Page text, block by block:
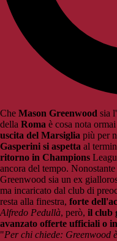
Che Mason Greenwood sia
della Roma è cosa nota
uscita del Marsiglia più per
Gasperini si aspetta al
ritorno in Champions
ancora del tempo. Nonostante
Greenwood sia un ex
ma incaricato dal club di
resta alla finestra, forte
Alfredo Pedullà, però, il club
avanzato offerte ufficiali o
"Per chi chiede: Greenwood